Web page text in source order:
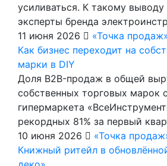
усиливаться. К такому
эксперты бренда
11 июня 2026
«Точка
Как бизнес переходит на
марки в DIY
Доля B2B-продаж в общей
собственных торговых марок
гипермаркета
рекордных 81% за первый
10 июня 2026
«Точка
Книжный ритейл в